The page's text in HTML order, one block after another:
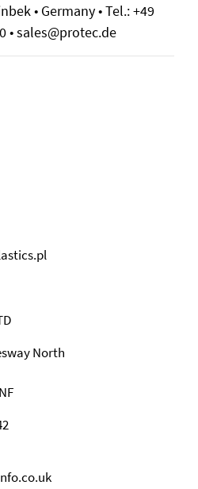
• Germany • Tel.: +49
• sales@protec.de
North